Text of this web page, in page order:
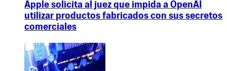
Apple solicita al juez que impida a OpenAI
utilizar productos fabricados con sus secretos
comerciales